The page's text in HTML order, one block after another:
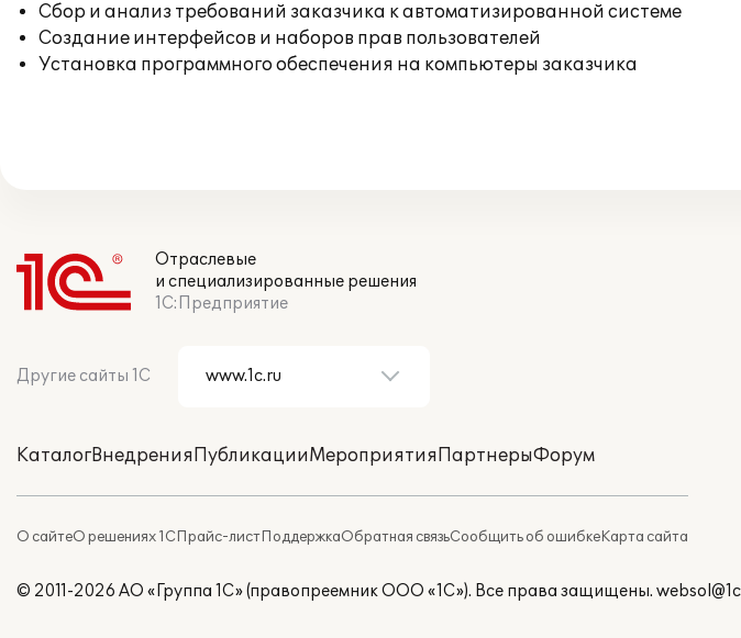
Сбор и анализ требований заказчика к автоматизированной системе
Создание интерфейсов и наборов прав пользователей
Установка программного обеспечения на компьютеры заказчика
Отраслевые
и специализированные решения
1С:Предприятие
Другие сайты 1С
КаталогВнедренияПубликацииМероприятияПартнерыФорум
О сайтеО решениях 1СПрайс-листПоддержкаОбратная связьСообщить об ошибкеКарта сайта
© 2011-2026 АО «Группа 1С» (правопреемник ООО «1С»). Все права защищены.